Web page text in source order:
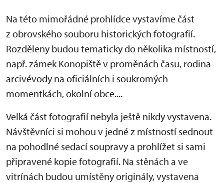
Na této mimořádné prohlídce vystavíme část
z obrovského souboru historických fotografií.
Rozděleny budou tematicky do několika místností,
např. zámek Konopiště v proměnách času, rodina
arcivévody na oficiálních i soukromých
momentkách, okolní obce....
Velká část fotografií nebyla ještě nikdy vystavena.
Návštěvníci si mohou v jedné z místností sednout
na pohodlné sedací soupravy a prohlížet si sami
připravené kopie fotografií. Na stěnách a ve
vitrínách budou umístěny originály, vystavena